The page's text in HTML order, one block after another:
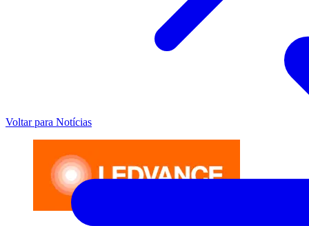
Voltar para Notícias